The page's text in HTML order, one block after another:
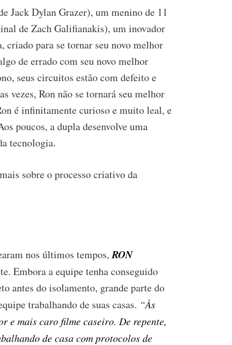
Jack Dylan Grazer), um menino de 11
de Zach Galifianakis), um inovador
para se tornar seu novo melhor
de errado com seu novo melhor
seus circuitos estão com defeito e
vezes, Ron não se tornará seu melhor
é infinitamente curioso e muito leal, e
poucos, a dupla desenvolve uma
tecnologia.
sobre o processo criativo da
nos últimos tempos,RON
Embora a equipe tenha conseguido
antes do isolamento, grande parte do
trabalhando de suas casas. “Às
e mais caro filme caseiro. De repente,
de casa com protocolos de